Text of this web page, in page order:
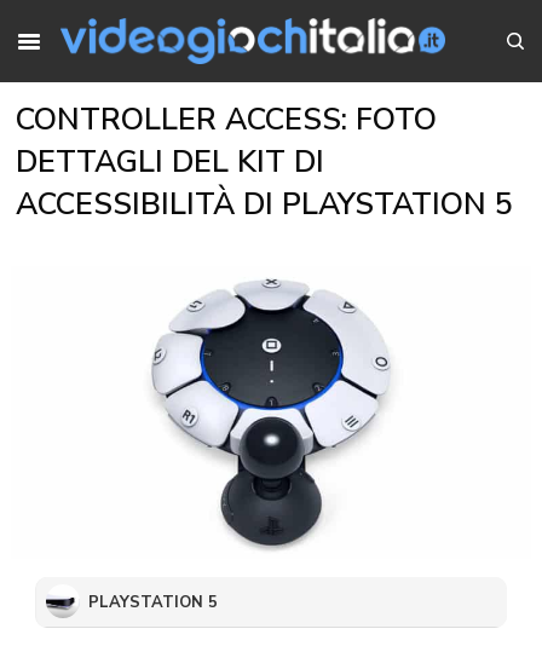
CONTROLLER ACCESS: FOTO
DETTAGLI DEL KIT DI
ACCESSIBILITÀ DI PLAYSTATION 5
PLAYSTATION 5